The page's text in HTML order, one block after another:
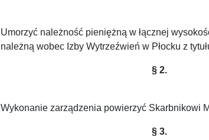
Umorzyć należność pieniężną w łącznej
należną wobec Izby Wytrzeźwień w Płocku z
§ 2.
Wykonanie zarządzenia powierzyć Skarbnikowi
§ 3.